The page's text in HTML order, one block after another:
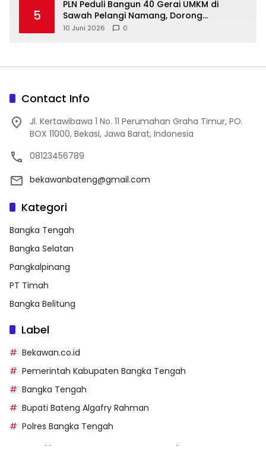
5
‎PLN Peduli Bangun 40 Gerai UMKM di
Sawah Pelangi Namang, Dorong
10 Juni 2026 0
Contact Info
Jl. Kertawibawa 1 No. 11 Perumahan Graha Timur, PO.
BOX 11000, Bekasi, Jawa Barat, Indonesia
08123456789
bekawanbateng@gmail.com
Kategori
Bangka Tengah
Bangka Selatan
Pangkalpinang
PT Timah
Bangka Belitung
Label
Bekawan.co.id
Pemerintah Kabupaten Bangka Tengah
Bangka Tengah
Bupati Bateng Algafry Rahman
Polres Bangka Tengah